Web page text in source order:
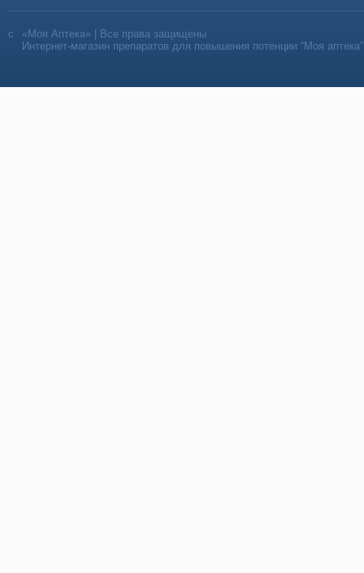
«Моя Аптека» | Все права защищены
Интернет-магазин препаратов для повышения потенции “Моя